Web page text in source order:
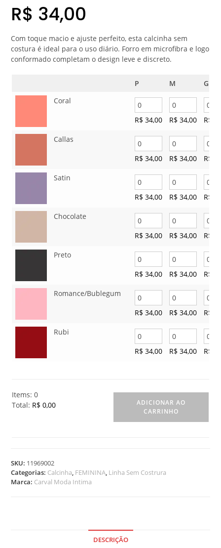
R$ 34,00
Com toque macio e ajuste perfeito, esta calcinha sem
costura é ideal para o uso diário. Forro em microfibra e logo
conformado completam o design leve e discreto.
P M
G
Coral
R$ 34,00 R$ 34,00 R$
Callas
R$ 34,00 R$ 34,00 R$
Satin
R$ 34,00 R$ 34,00 R$
Chocolate
R$ 34,00 R$ 34,00 R$
Preto
R$ 34,00 R$ 34,00 R$
Romance/Bublegum
R$ 34,00 R$ 34,00 R$
Rubi
R$ 34,00 R$ 34,00 R$
Items:0
Total: R$ 0,00
s
.
ADICIONAR AO
CARRINHO
SKU: 11969002
Categorias: Calcinha FEMININA Linha Sem Costrura
Marca: Carval Moda Intima
DESCRIÇÃO